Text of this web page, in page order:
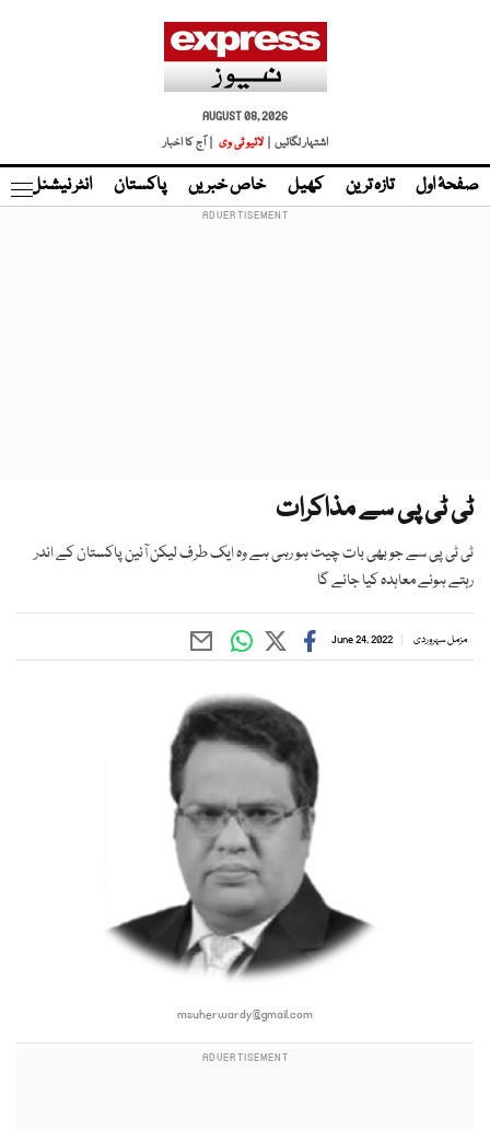
AUGUST 08, 2026
اشتہار لگائیں |
لائیو ٹی وی | آج کا اخبار
صفحۂ اول تازہ ترین کھیل خاص خبریں پاکستان انٹر نیشنل
ٹی ٹی پی سے مذاکرات
ٹی ٹی پی سے جو بھی بات چیت ہو رہی ہے وہ ایک طرف لیکن آئین پاکستان کے اندر
رہتے ہوئے معاہدہ کیا جائے گا
مزمل سہروردی June 24, 2022
msuherwardy@gmail.com